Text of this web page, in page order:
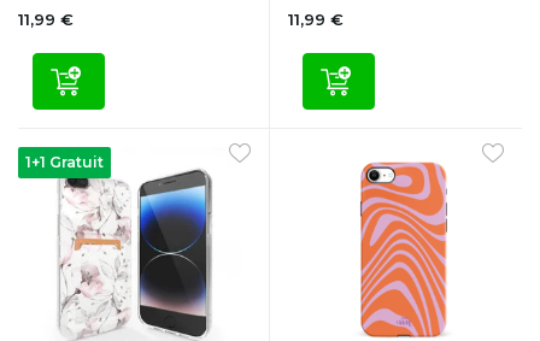
11,99 €
11,99 €
1+1 Gratuit